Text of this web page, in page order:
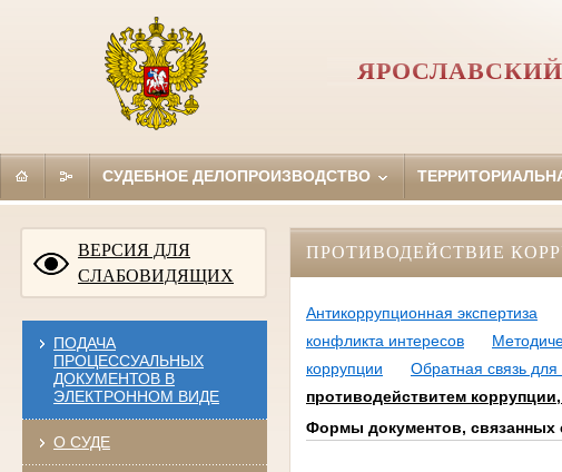
СУДЕБНОЕ ДЕЛОПРОИЗВОДСТВО
ВЕРСИЯ ДЛЯ
СЛАБОВИДЯЩИХ
ПОДАЧА
ПРОЦЕССУАЛЬНЫХ
ДОКУМЕНТОВ В
ЭЛЕКТРОННОМ ВИДЕ
О СУДЕ
ПРОТИВОДЕЙСТВИЕ
Антикоррупционная экспертиза
конфликта интересов
коррупции
Обратная связь
противодействитем
Формы документов, связанных